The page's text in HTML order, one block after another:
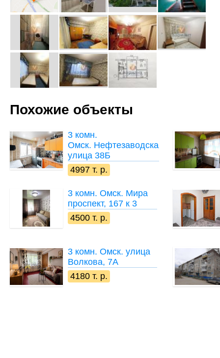
Похожие объекты
3 комн.
Омск. Нефтезаводская
улица 38Б
4997 т. р.
3 комн. Омск. Мира
проспект, 167 к 3
4500 т. р.
3 комн. Омск. улица
Волкова, 7А
4180 т. р.